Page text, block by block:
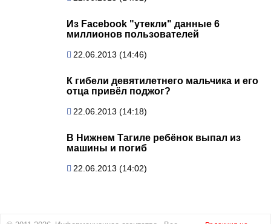
Из Facebook "утекли" данные 6
миллионов пользователей
22.06.2013 (14:46)
К гибели девятилетнего мальчика и его
отца привёл поджог?
22.06.2013 (14:18)
В Нижнем Тагиле ребёнок выпал из
машины и погиб
22.06.2013 (14:02)